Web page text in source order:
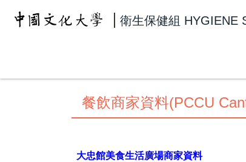
容
衛生保健組 HYGIENE
餐飲商家資料(PCCU
大忠館美食生活廣場商家資料